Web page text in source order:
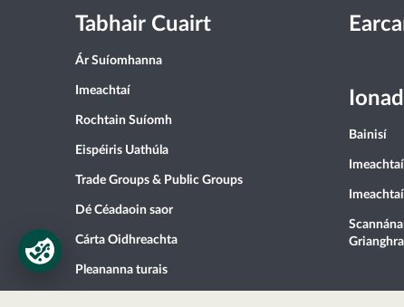
Tabhair Cuairt
Ár Suíomhanna
Imeachtaí
Rochtain Suíomh
Eispéiris Uathúla
Trade Groups & Public Groups
Dé Céadaoin saor
Cárta Oidhreachta
Pleananna turais
Bainisí